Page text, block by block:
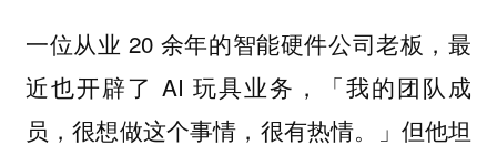
一位从业 20 余年的智能硬件公司老板，最
近也开辟了 AI 玩具业务，「我的团队成
员，很想做这个事情，很有热情。」但他坦